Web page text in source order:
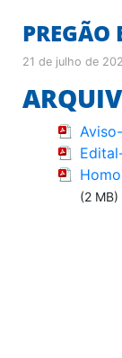
21 de julho de
(2 MB)